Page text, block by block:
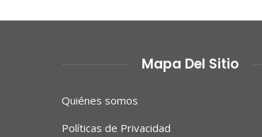
Mapa Del Sitio
Quiénes somos
Políticas de Privacidad